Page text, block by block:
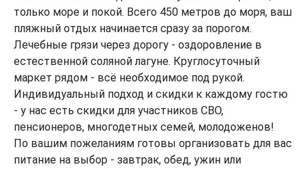
только море и покой. Всего 450 метров до моря, ваш
пляжный отдых начинается сразу за порогом.
Лечебные грязи через дорогу - оздоровление в
естественной соляной лагуне. Круглосуточный
маркет рядом - всё необходимое под рукой.
Индивидуальный подход и скидки к каждому гостю
- у нас есть скидки для участников СВО,
пенсионеров, многодетных семей, молодоженов!
По вашим пожеланиям готовы организовать для вас
питание на выбор - завтрак, обед, ужин или